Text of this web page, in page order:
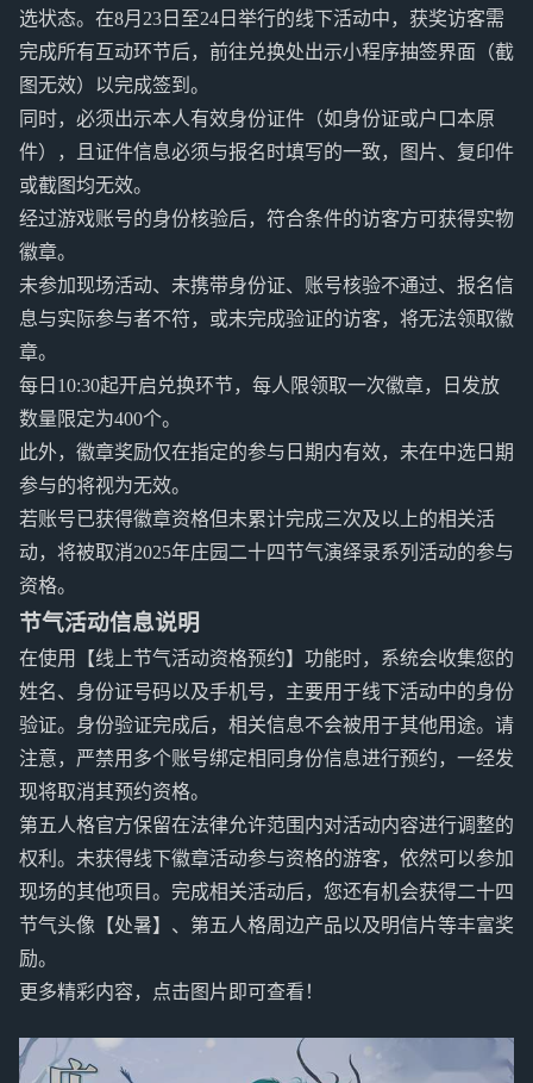
选状态。在8月23日至24日举行的线下活动中，获奖访客需
完成所有互动环节后，前往兑换处出示小程序抽签界面（截
图无效）以完成签到。
同时，必须出示本人有效身份证件（如身份证或户口本原
件），且证件信息必须与报名时填写的一致，图片、复印件
或截图均无效。
经过游戏账号的身份核验后，符合条件的访客方可获得实物
徽章。
未参加现场活动、未携带身份证、账号核验不通过、报名信
息与实际参与者不符，或未完成验证的访客，将无法领取徽
章。
每日10:30起开启兑换环节，每人限领取一次徽章，日发放
数量限定为400个。
此外，徽章奖励仅在指定的参与日期内有效，未在中选日期
参与的将视为无效。
若账号已获得徽章资格但未累计完成三次及以上的相关活
动，将被取消2025年庄园二十四节气演绎录系列活动的参与
资格。
节气活动信息说明
在使用【线上节气活动资格预约】功能时，系统会收集您的
姓名、身份证号码以及手机号，主要用于线下活动中的身份
验证。身份验证完成后，相关信息不会被用于其他用途。请
注意，严禁用多个账号绑定相同身份信息进行预约，一经发
现将取消其预约资格。
第五人格官方保留在法律允许范围内对活动内容进行调整的
权利。未获得线下徽章活动参与资格的游客，依然可以参加
现场的其他项目。完成相关活动后，您还有机会获得二十四
节气头像【处暑】、第五人格周边产品以及明信片等丰富奖
励。
更多精彩内容，点击图片即可查看！